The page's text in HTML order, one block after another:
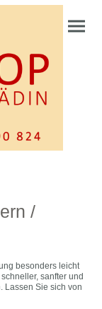
/
besonders leicht
sanfter und
Lassen Sie sich von